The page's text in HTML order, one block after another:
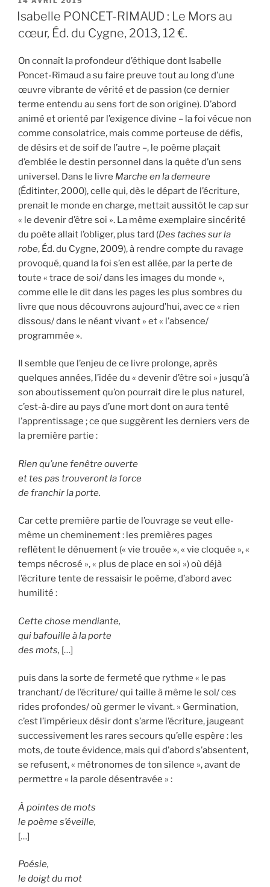
LE
Isabelle PONCET-RIMAUD : Le Mors au
cœur, Éd. du Cygne, 2013, 12 €.
On connaît la profondeur d’éthique dont Isabelle
Poncet-Rimaud a su faire preuve tout au long d’une
œuvre vibrante de vérité et de passion (ce dernier
terme entendu au sens fort de son origine). D’abord
animé et orienté par l’exigence divine – la foi vécue non
comme consolatrice, mais comme porteuse de défis,
de désirs et de soif de l’autre –, le poème plaçait
d’emblée le destin personnel dans la quête d’un sens
universel. Dans le livre Marche en la demeure
(Éditinter, 2000), celle qui, dès le départ de l’écriture,
prenait le monde en charge, mettait aussitôt le cap sur
« le devenir d’être soi ». La même exemplaire sincérité
du poète allait l’obliger, plus tard (Des taches sur la
robe, Éd. du Cygne, 2009), à rendre compte du ravage
provoqué, quand la foi s’en est allée, par la perte de
toute « trace de soi/ dans les images du monde »,
comme elle le dit dans les pages les plus sombres du
livre que nous découvrons aujourd’hui, avec ce « rien
dissous/ dans le néant vivant » et « l’absence/
programmée ».
Il semble que l’enjeu de ce livre prolonge, après
quelques années, l’idée du « devenir d’être soi » jusqu’à
son aboutissement qu’on pourrait dire le plus naturel,
c’est-à-dire au pays d’une mort dont on aura tenté
l’apprentissage ; ce que suggèrent les derniers vers de
la première partie :
Rien qu’une fenêtre ouverte
et tes pas trouveront la force
de franchir la porte.
Car cette première partie de l’ouvrage se veut elle-
même un cheminement : les premières pages
reflètent le dénuement (« vie trouée », « vie cloquée », «
temps nécrosé », « plus de place en soi ») où déjà
l’écriture tente de ressaisir le poème, d’abord avec
humilité :
Cette chose mendiante,
qui bafouille à la porte
des mots, […]
puis dans la sorte de fermeté que rythme « le pas
tranchant/ de l’écriture/ qui taille à même le sol/ ces
rides profondes/ où germer le vivant. » Germination,
c’est l’impérieux désir dont s’arme l’écriture, jaugeant
successivement les rares secours qu’elle espère : les
mots, de toute évidence, mais qui d’abord s’absentent,
se refusent, « métronomes de ton silence », avant de
permettre « la parole désentravée » :
À pointes de mots
le poème s’éveille,
[…]
Poésie,
le doigt du mot